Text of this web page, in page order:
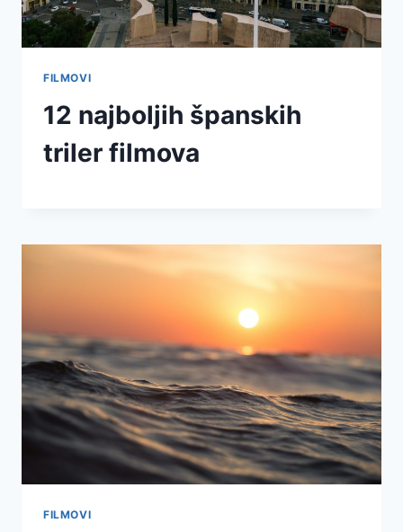
FILMOVI
12 najboljih španskih
triler filmova
FILMOVI